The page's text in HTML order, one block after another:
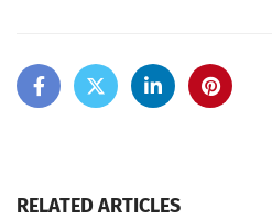
RELATED ARTICLES